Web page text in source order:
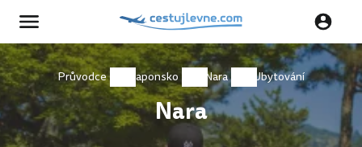
Průvodce Japonsko Nara Ubytování
Nara